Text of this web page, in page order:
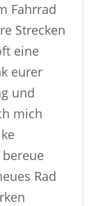
Fahrrad
Strecken
eine
eurer
und
mich
Rad